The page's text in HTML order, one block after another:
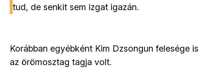
tud, de senkit sem izgat igazán.
Korábban egyébként Kim Dzsongun felesége is
az örömosztag tagja volt.